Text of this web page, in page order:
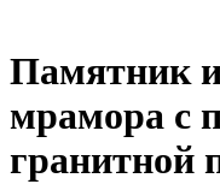
Памятник
мрамора с
гранитной